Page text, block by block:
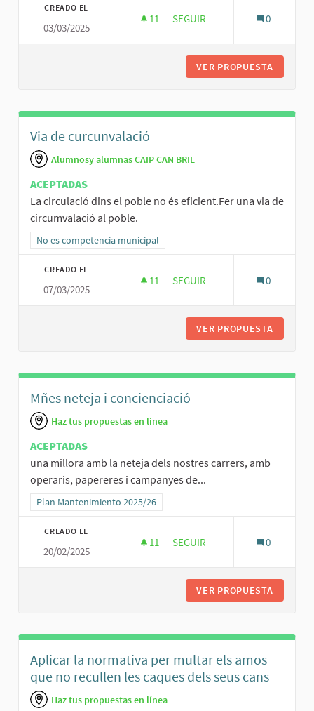
CREADO EL
03/03/2025
11 11 SEGUIDORAS
SEGUIR 0
VER PROPUESTA
Via de curcunvalació
Alumnosy alumnas CAIP CAN BRIL
ACEPTADAS
La circulació dins el poble no és eficient.Fer una via de
circumvalació al poble.
Resultados al filtrar por la categoría: No es competencia municipal
No es competencia municipal
CREADO EL
07/03/2025
11 11 SEGUIDORAS
SEGUIR 0
VER PROPUESTA
Mñes neteja i concienciació
Haz tus propuestas en línea
ACEPTADAS
una millora amb la neteja dels nostres carrers, amb
operaris, papereres i campanyes de...
Resultados al filtrar por la categoría: Plan Mantenimiento 2025/26
Plan Mantenimiento 2025/26
CREADO EL
20/02/2025
11 11 SEGUIDORAS
SEGUIR 0
VER PROPUESTA
Aplicar la normativa per multar els amos
que no recullen les caques dels seus cans
Haz tus propuestas en línea